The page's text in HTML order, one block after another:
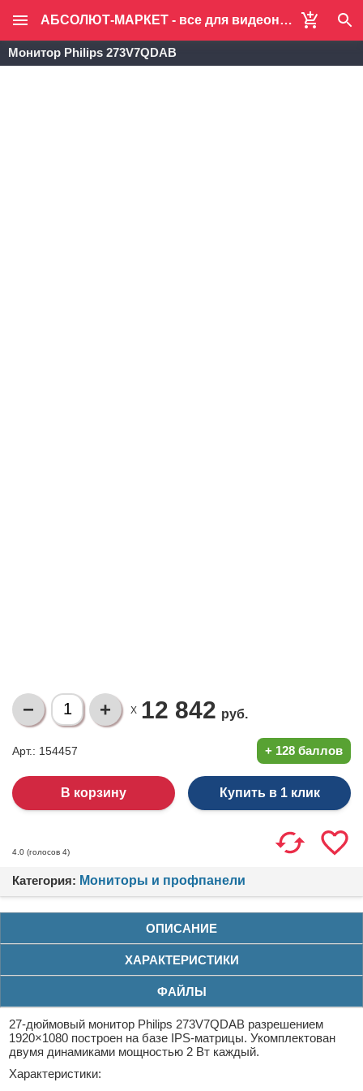
АБСОЛЮТ-МАРКЕТ - все для видеонаблюдения и систем безопасности
Монитор Philips 273V7QDAB
X 12 842 руб.
Арт.: 154457 + 128 баллов
Купить в 1 клик
4.0 (голосов 4)
Категория: Мониторы и профпанели
ОПИСАНИЕ
ХАРАКТЕРИСТИКИ
ФАЙЛЫ
27-дюймовый монитор Philips 273V7QDAB разрешением
1920×1080 построен на базе IPS-матрицы. Укомплектован
двумя динамиками мощностью 2 Вт каждый.
Характеристики: